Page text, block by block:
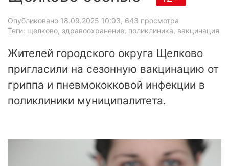
Опубликовано 18.09.2025 10:03, 643 просмотра
Теги: щелково, здравоохранение, поликлиника, вакцинация
Жителей городского округа Щелково
пригласили на сезонную вакцинацию от
гриппа и пневмококковой инфекции в
поликлиники муниципалитета.